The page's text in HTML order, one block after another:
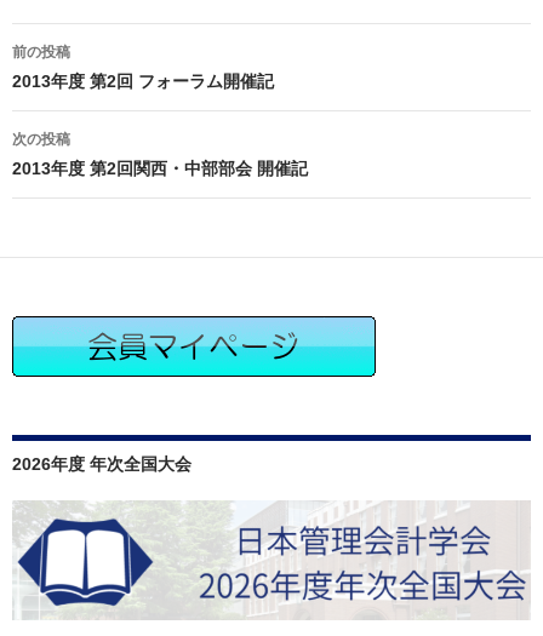
稿
ナ
ゲ
ー
ン
前の投稿
2013年度 第2回 フォーラム開催記
次の投稿
2013年度 第2回関西・中部部会 開催記
2026年度 年次全国大会